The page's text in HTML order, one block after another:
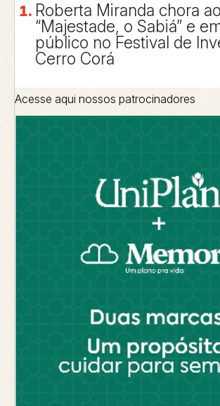
Roberta Miranda chora
“Majestade, o Sabiá” e
público no Festival de
Cerro Corá
Acesse aqui nossos patrocinadores